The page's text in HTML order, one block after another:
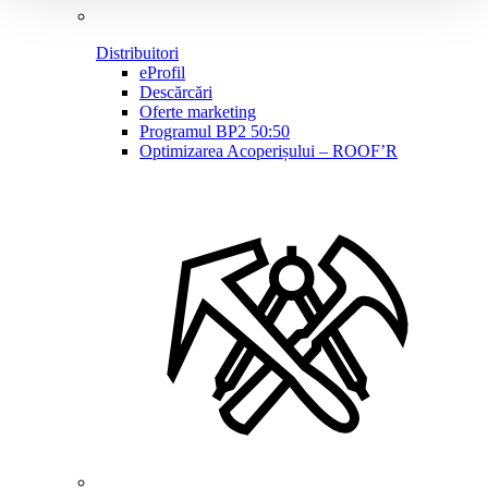
Distribuitori
eProfil
Descărcări
Oferte marketing
Programul BP2 50:50
Optimizarea Acoperișului – ROOF’R